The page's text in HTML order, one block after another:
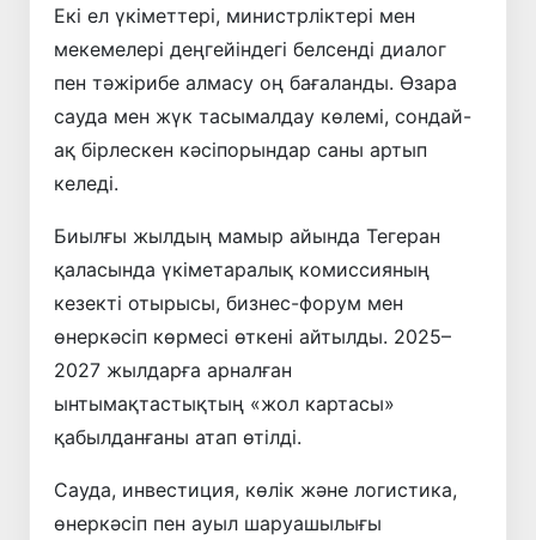
Екі ел үкіметтері, министрліктері мен
мекемелері деңгейіндегі белсенді диалог
пен тәжірибе алмасу оң бағаланды. Өзара
сауда мен жүк тасымалдау көлемі, сондай-
ақ бірлескен кәсіпорындар саны артып
келеді.
Биылғы жылдың мамыр айында Тегеран
қаласында үкіметаралық комиссияның
кезекті отырысы, бизнес-форум мен
өнеркәсіп көрмесі өткені айтылды. 2025–
2027 жылдарға арналған
ынтымақтастықтың «жол картасы»
қабылданғаны атап өтілді.
Сауда, инвестиция, көлік және логистика,
өнеркәсіп пен ауыл шаруашылығы